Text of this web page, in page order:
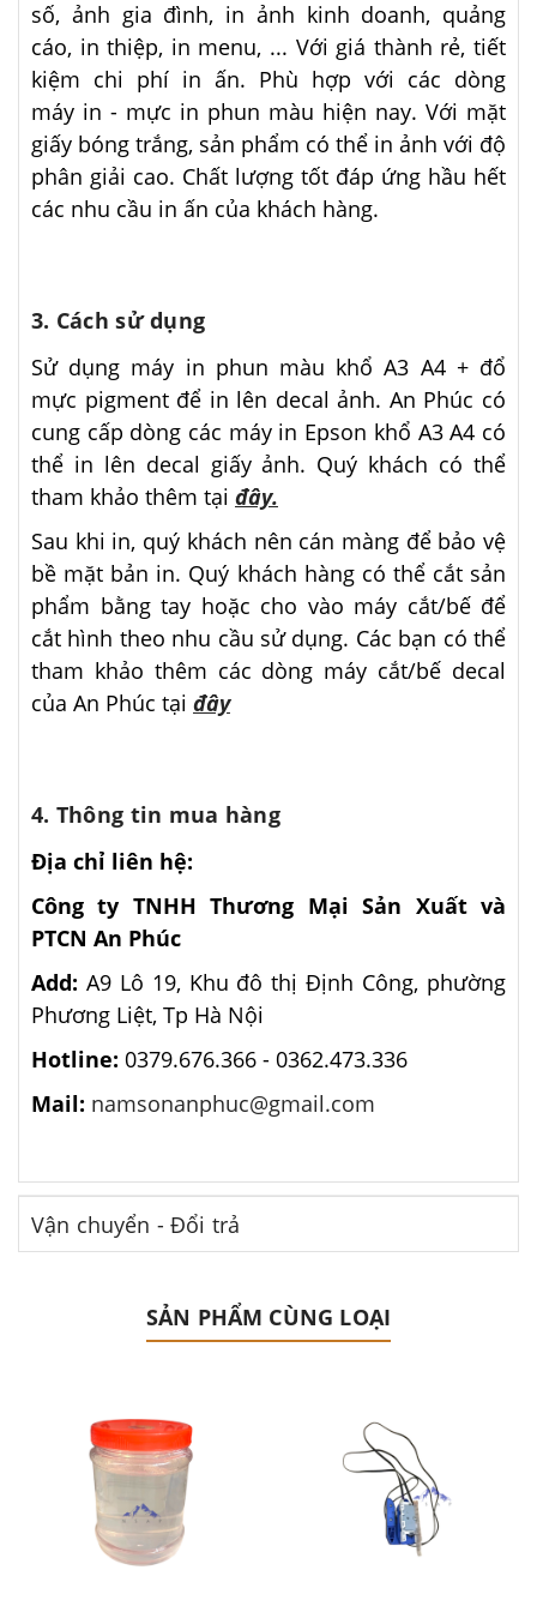
số, ảnh gia đình, in ảnh kinh doanh, quảng
cáo, in thiệp, in menu, ... Với giá thành rẻ, tiết
kiệm chi phí in ấn. Phù hợp với các dòng
máy in - mực in phun màu hiện nay. Với mặt
giấy bóng trắng, sản phẩm có thể in ảnh với độ
phân giải cao. Chất lượng tốt đáp ứng hầu hết
các nhu cầu in ấn của khách hàng.
3. Cách sử dụng
Sử dụng máy in phun màu khổ A3 A4 + đổ
mực pigment để in lên decal ảnh. An Phúc có
cung cấp dòng các máy in Epson khổ A3 A4 có
thể in lên decal giấy ảnh. Quý khách có thể
tham khảo thêm tại đây.
Sau khi in, quý khách nên cán màng để bảo vệ
bề mặt bản in. Quý khách hàng có thể cắt sản
phẩm bằng tay hoặc cho vào máy cắt/bế để
cắt hình theo nhu cầu sử dụng. Các bạn có thể
tham khảo thêm các dòng máy cắt/bế decal
của An Phúc tại đây
4. Thông tin mua hàng
Địa chỉ liên hệ:
Công ty TNHH Thương Mại Sản Xuất và
PTCN An Phúc
Add: A9 Lô 19, Khu đô thị Định Công, phường
Phương Liệt, Tp Hà Nội
Hotline: 0379.676.366 - 0362.473.336
Mail: namsonanphuc@gmail.com
Vận chuyển - Đổi trả
SẢN PHẨM CÙNG LOẠI